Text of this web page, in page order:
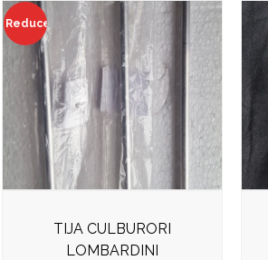
Reduceri!
TIJA CULBURORI
LOMBARDINI